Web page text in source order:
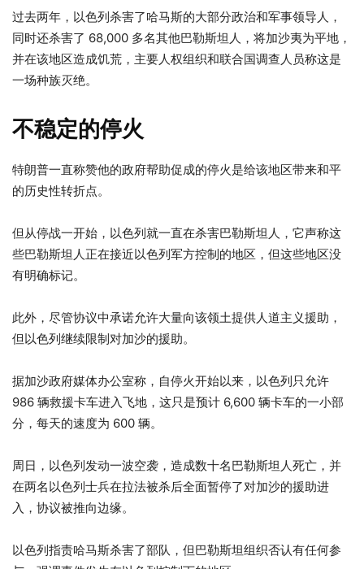
过去两年，以色列杀害了哈马斯的大部分政治和军事领导人，
同时还杀害了 68,000 多名其他巴勒斯坦人，将加沙夷为平地，
并在该地区造成饥荒，主要人权组织和联合国调查人员称这是
一场种族灭绝。
不稳定的停火
特朗普一直称赞他的政府帮助促成的停火是给该地区带来和平
的历史性转折点。
但从停战一开始，以色列就一直在杀害巴勒斯坦人，它声称这
些巴勒斯坦人正在接近以色列军方控制的地区，但这些地区没
有明确标记。
此外，尽管协议中承诺允许大量向该领土提供人道主义援助，
但以色列继续限制对加沙的援助。
据加沙政府媒体办公室称，自停火开始以来，以色列只允许
986 辆救援卡车进入飞地，这只是预计 6,600 辆卡车的一小部
分，每天的速度为 600 辆。
周日，以色列发动一波空袭，造成数十名巴勒斯坦人死亡，并
在两名以色列士兵在拉法被杀后全面暂停了对加沙的援助进
入，协议被推向边缘。
以色列指责哈马斯杀害了部队，但巴勒斯坦组织否认有任何参